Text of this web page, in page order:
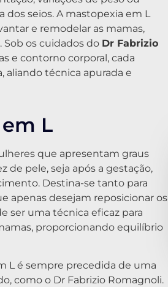
seios. A mastopexia em L
e remodelar as mamas,
os cuidados do Dr Fabrizio
e contorno corporal, cada
aliando técnica apurada e
L
que apresentam graus
de pele, seja após a gestação,
Destina-se tanto para
apenas desejam reposicionar os
ser uma técnica eficaz para
proporcionando equilíbrio
L é sempre precedida de uma
como o Dr Fabrizio Romagnoli.